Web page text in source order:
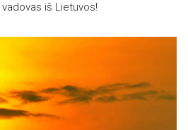
iš Lietuvos!